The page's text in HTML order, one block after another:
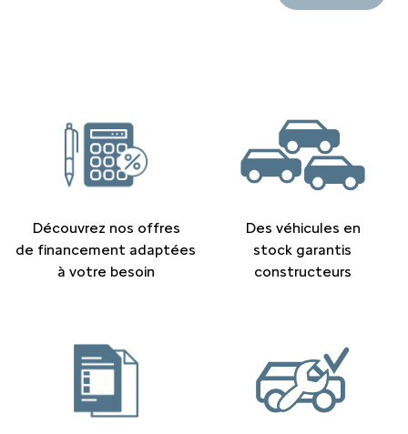
Découvrez nos offres
de financement adaptées
à votre besoin
Des véhicules en
stock garantis
constructeurs